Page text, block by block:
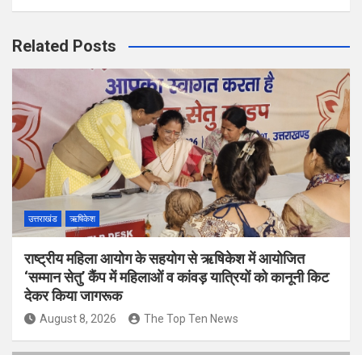
Related Posts
उत्तराखंड ऋषिकेश
राष्ट्रीय महिला आयोग के सहयोग से ऋषिकेश में आयोजित
‘सम्मान सेतु’ कैंप में महिलाओं व कांवड़ यात्रियों को कानूनी किट
देकर किया जागरूक
August 8, 2026 The Top Ten News